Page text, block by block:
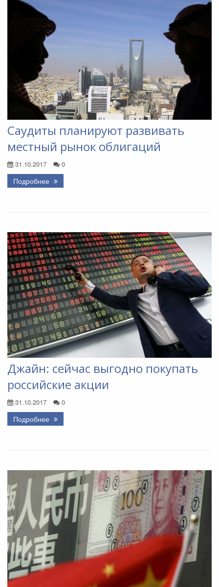
Саудиты планируют развивать
местный рынок облигаций
31.10.2017 0
Подробнее
Джайн: сейчас выгодно покупать
российские акции
31.10.2017 0
Подробнее